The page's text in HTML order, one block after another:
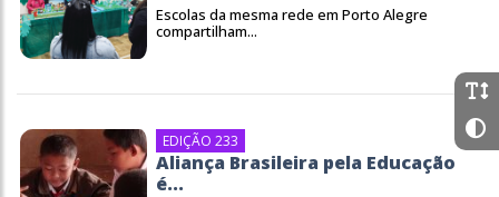
Escolas da mesma rede em Porto Alegre
compartilham...
EDIÇÃO 233
Aliança Brasileira pela Educação
é...